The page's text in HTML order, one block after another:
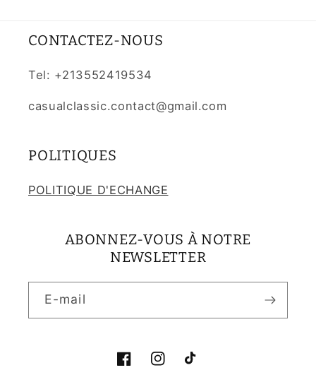
CONTACTEZ-NOUS
Tel: +213552419534
casualclassic.contact@gmail.com
POLITIQUES
POLITIQUE D'ECHANGE
ABONNEZ-VOUS À NOTRE
NEWSLETTER
E-mail
FacebookInstagramTikTok